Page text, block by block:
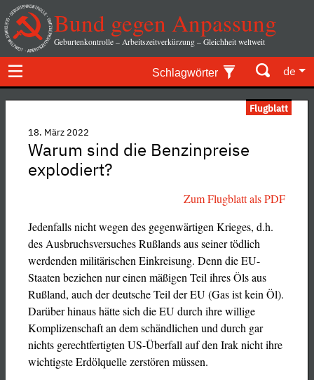
Bund gegen Anpassung
Geburtenkontrolle – Arbeitszeitverkürzung – Gleichheit weltweit
Schlagwörter de
Flugblatt
18. März 2022
Warum sind die Benzinpreise
explodiert?
Zum Flugblatt als PDF
Jedenfalls nicht wegen des gegenwärtigen Krieges, d.h.
des Ausbruchsversuches Rußlands aus seiner tödlich
werdenden militärischen Einkreisung. Denn die EU-
Staaten beziehen nur einen mäßigen Teil ihres Öls aus
Rußland, auch der deutsche Teil der EU (Gas ist kein Öl).
Darüber hinaus hätte sich die EU durch ihre willige
Komplizenschaft an dem schändlichen und durch gar
nichts gerechtfertigten US-Überfall auf den Irak nicht ihre
wichtigste Erdölquelle zerstören müssen.